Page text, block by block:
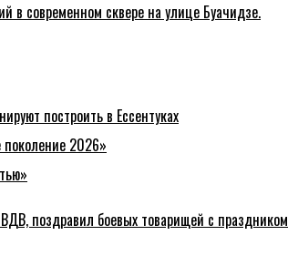
в современном сквере на улице Буачидзе.
построить в Ессентуках
поколение 2026»
поздравил боевых товарищей с праздником